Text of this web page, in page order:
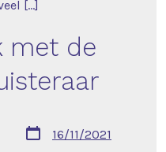
[…]
met de
Post
date
16/11/2021